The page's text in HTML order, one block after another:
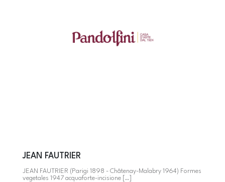
JEAN FAUTRIER
JEAN FAUTRIER (Parigi 1898 - Châtenay-Malabry 1964) Formes
vegetales 1947 acquaforte-incisione [..]